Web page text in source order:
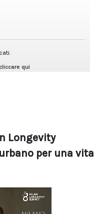
Longevity
per una vita